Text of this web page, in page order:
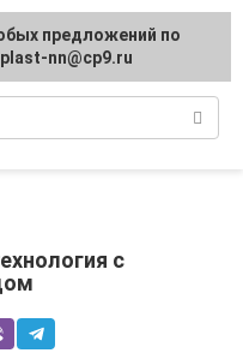
с
предложений по
nn@cp9.ru